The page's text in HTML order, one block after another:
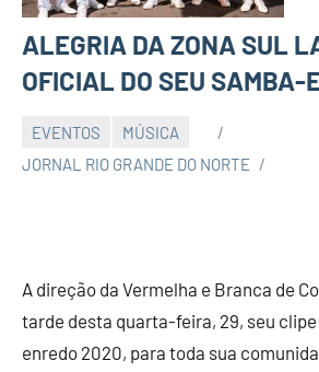
ALEGRIA DA ZONA SUL
OFICIAL DO SEU SAMBA-
EVENTOS
MÚSICA
JORNAL RIO GRANDE DO NORTE
A direção da Vermelha e Branca de
tarde desta quarta-feira, 29, seu
enredo 2020, para toda sua